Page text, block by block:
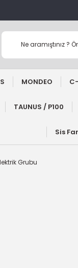
MONDEO
TAUNUS / P100
Sis
Grubu